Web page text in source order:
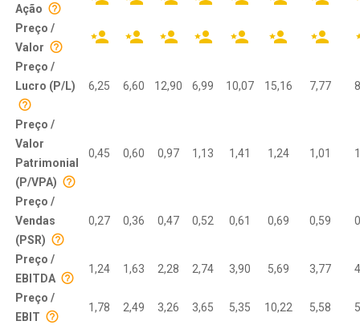
Ação
Preço /
Valor
Preço /
Lucro (P/L)
6,25 6,60 12,90 6,99 10,07 15,16 7,77
Preço /
Valor
Patrimonial
(P/VPA)
0,45 0,60 0,97 1,13 1,41 1,24 1,01
Preço /
Vendas
(PSR)
0,27 0,36 0,47 0,52 0,61 0,69 0,59
Preço /
EBITDA
1,24 1,63 2,28 2,74 3,90 5,69 3,77
Preço /
EBIT
1,78 2,49 3,26 3,65 5,35 10,22 5,58